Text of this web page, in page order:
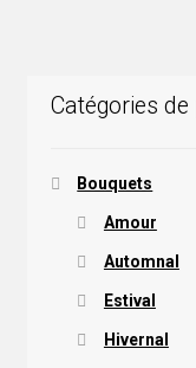
Catégories
Bouquets
Amour
Automnal
Estival
Hivernal